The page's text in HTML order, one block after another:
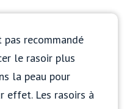
pas recommandé
le rasoir plus
la peau pour
effet. Les rasoirs à